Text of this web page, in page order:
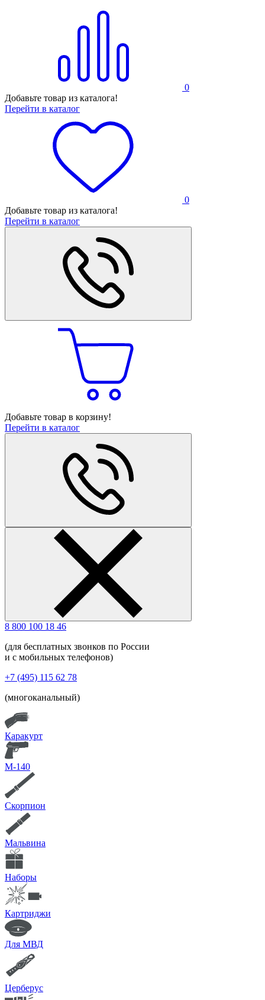
0
Добавьте товар из каталога!
Перейти в каталог
0
Добавьте товар из каталога!
Перейти в каталог
Добавьте товар в корзину!
Перейти в каталог
8 800 100 18 46
(для бесплатных звонков по России
и с мобильных телефонов)
+7 (495) 115 62 78
(многоканальный)
Каракурт
М-140
Скорпион
Мальвина
Наборы
Картриджи
Для МВД
Церберус